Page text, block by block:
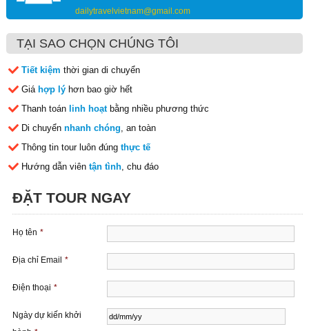
dailytravelvietnam@gmail.com
TẠI SAO CHỌN CHÚNG TÔI
Tiết kiệm thời gian di chuyển
Giá hợp lýhơn bao giờ hết
Thanh toán linh hoạtbằng nhiều phương thức
Di chuyển nhanh chóng, an toàn
Thông tin tour luôn đúng thực tế
Hướng dẫn viên tận tình, chu đáo
ĐẶT TOUR NGAY
Họ tên *
Địa chỉ Email *
Điện thoại *
Ngày dự kiến ​​khởi